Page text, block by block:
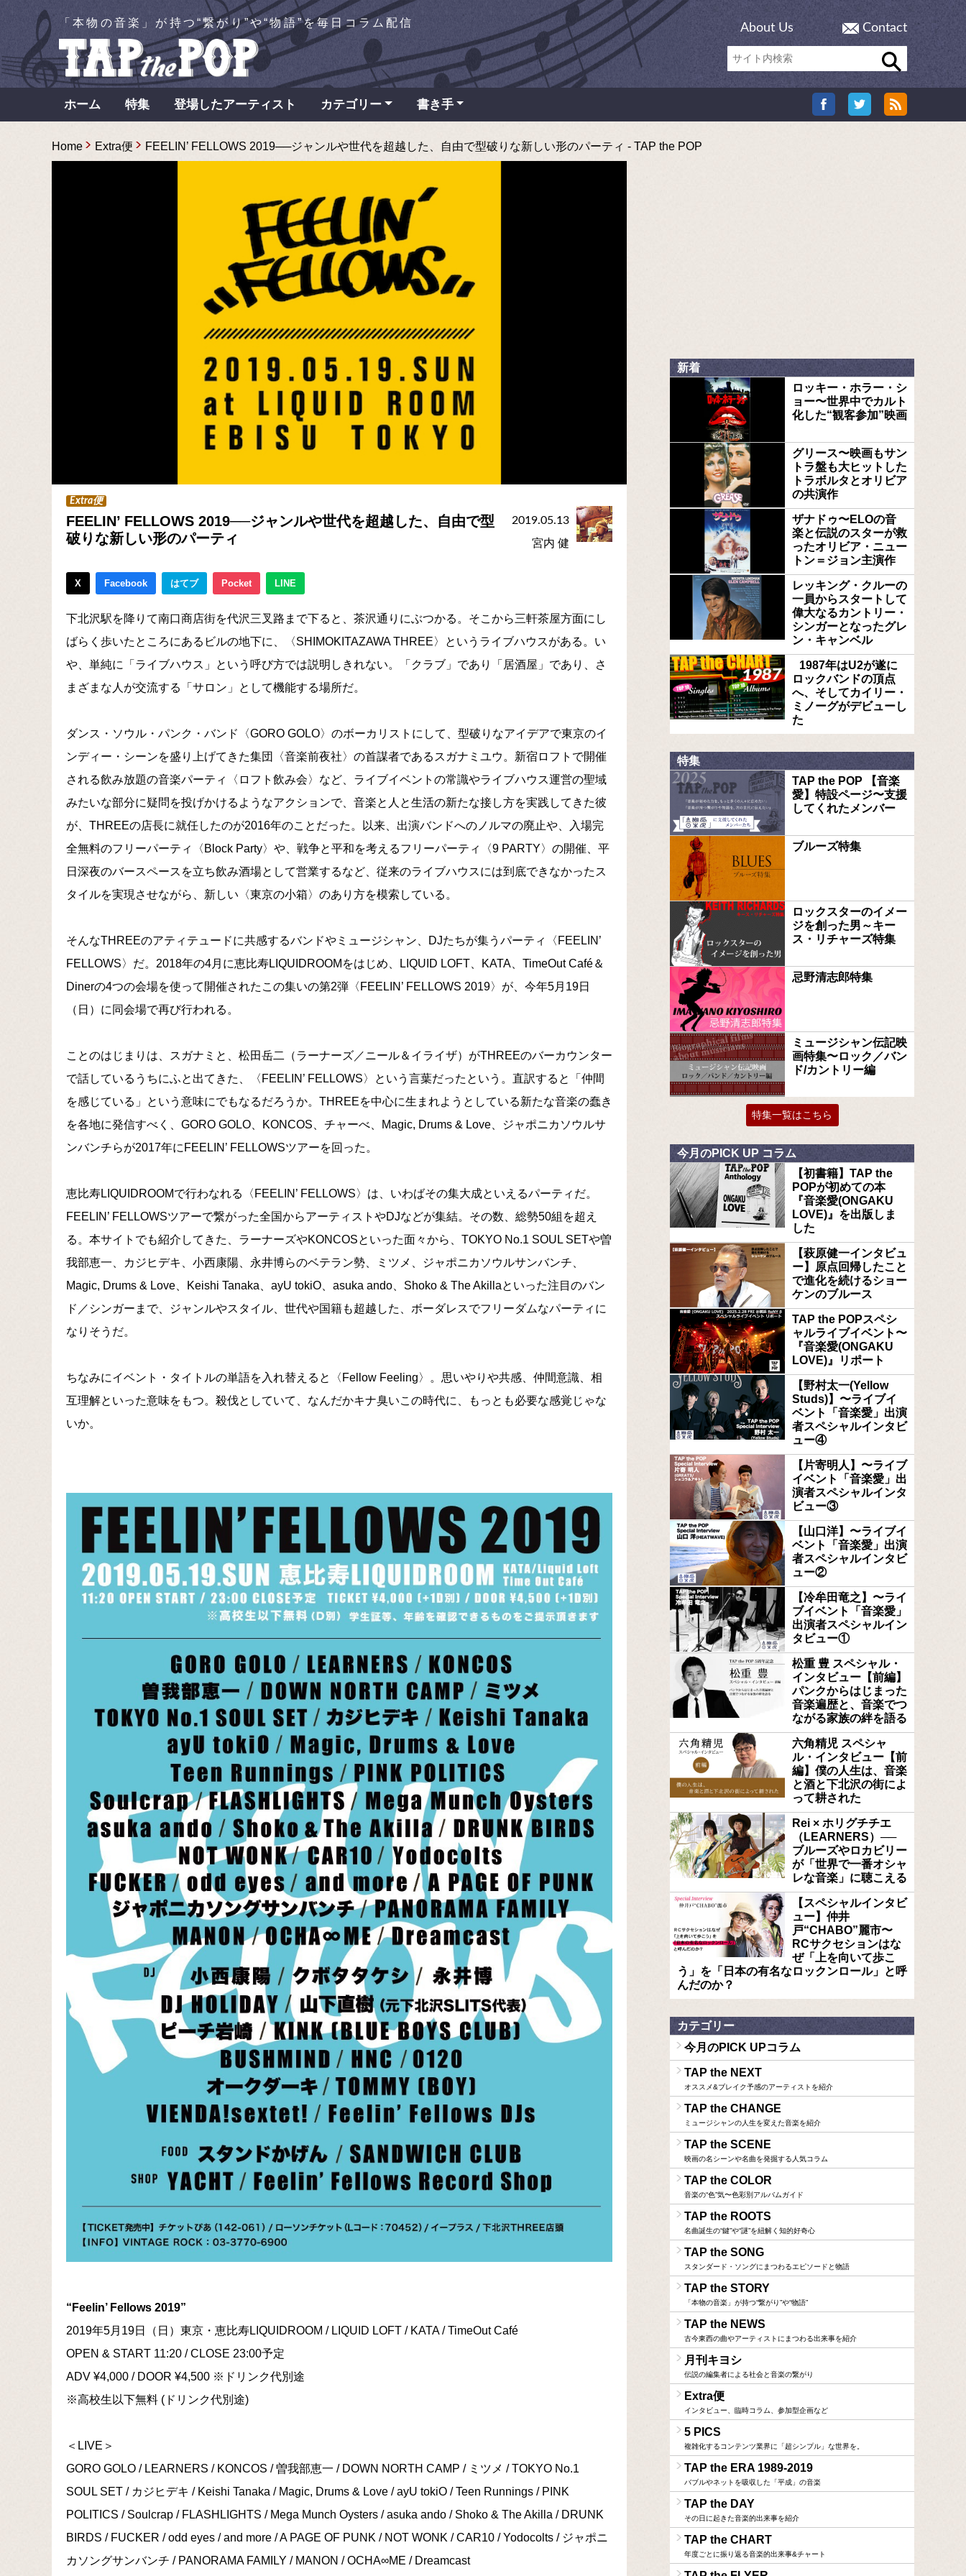
「本物の音楽」が持つ“繋がり”や“物語”を毎日コラム配信 About Us Contact
ホーム 特集 登場したアーティスト カテゴリー 書き手
Home Extra便 FEELIN’ FELLOWS 2019──ジャンルや世代を超越した、自由で型破りな新しい形のパーティ - TAP the POP
Extra便
FEELIN’ FELLOWS 2019──ジャンルや世代を超越した、自由で型
破りな新しい形のパーティ
2019.05.13
宮内 健
X Facebook はてブ Pocket LINE
下北沢駅を降りて南口商店街を代沢三叉路まで下ると、茶沢通りにぶつかる。そこから三軒茶屋方面にし
ばらく歩いたところにあるビルの地下に、〈SHIMOKITAZAWA THREE〉というライブハウスがある。い
や、単純に「ライブハウス」という呼び方では説明しきれない。「クラブ」であり「居酒屋」であり、さ
まざまな人が交流する「サロン」として機能する場所だ。
ダンス・ソウル・パンク・バンド〈GORO GOLO〉のボーカリストにして、型破りなアイデアで東京のイ
ンディー・シーンを盛り上げてきた集団〈音楽前夜社〉の首謀者であるスガナミユウ。新宿ロフトで開催
される飲み放題の音楽パーティ〈ロフト飲み会〉など、ライブイベントの常識やライブハウス運営の聖域
みたいな部分に疑問を投げかけるようなアクションで、音楽と人と生活の新たな接し方を実践してきた彼
が、THREEの店長に就任したのが2016年のことだった。以来、出演バンドへのノルマの廃止や、入場完
全無料のフリーパーティ〈Block Party〉や、戦争と平和を考えるフリーパーティ〈9 PARTY〉の開催、平
日深夜のバースペースを立ち飲み酒場として営業するなど、従来のライブハウスには到底できなかったス
タイルを実現させながら、新しい〈東京の小箱〉のあり方を模索している。
そんなTHREEのアティテュードに共感するバンドやミュージシャン、DJたちが集うパーティ〈FEELIN’
FELLOWS〉だ。2018年の4月に恵比寿LIQUIDROOMをはじめ、LIQUID LOFT、KATA、TimeOut Café＆
Dinerの4つの会場を使って開催されたこの集いの第2弾〈FEELIN’ FELLOWS 2019〉が、今年5月19日
（日）に同会場で再び行われる。
ことのはじまりは、スガナミと、松田岳二（ラーナーズ／ニール＆イライザ）がTHREEのバーカウンター
で話しているうちにふと出てきた、〈FEELIN’ FELLOWS〉という言葉だったという。直訳すると「仲間
を感じている」という意味にでもなるだろうか。THREEを中心に生まれようとしている新たな音楽の蠢き
を各地に発信すべく、GORO GOLO、KONCOS、チャーべ、Magic, Drums & Love、ジャポニカソウルサ
ンバンチらが2017年にFEELIN’ FELLOWSツアーを回った。
恵比寿LIQUIDROOMで行わなれる〈FEELIN’ FELLOWS〉は、いわばその集大成といえるパーティだ。
FEELIN’ FELLOWSツアーで繋がった全国からアーティストやDJなどが集結。その数、総勢50組を超え
る。本サイトでも紹介してきた、ラーナーズやKONCOSといった面々から、TOKYO No.1 SOUL SETや曽
我部恵一、カジヒデキ、小西康陽、永井博らのベテラン勢、ミツメ、ジャポニカソウルサンバンチ、
Magic, Drums & Love、Keishi Tanaka、ayU tokiO、asuka ando、Shoko & The Akillaといった注目のバン
ド／シンガーまで、ジャンルやスタイル、世代や国籍も超越した、ボーダレスでフリーダムなパーティに
なりそうだ。
ちなみにイベント・タイトルの単語を入れ替えると〈Fellow Feeling〉。思いやりや共感、仲間意識、相
互理解といった意味をもつ。殺伐としていて、なんだかキナ臭いこの時代に、もっとも必要な感覚じゃな
いか。
“Feelin’ Fellows 2019”
2019年5月19日（日）東京・恵比寿LIQUIDROOM / LIQUID LOFT / KATA / TimeOut Café
OPEN & START 11:20 / CLOSE 23:00予定
ADV ¥4,000 / DOOR ¥4,500 ※ドリンク代別途
※高校生以下無料 (ドリンク代別途)
＜LIVE＞
GORO GOLO / LEARNERS / KONCOS / 曽我部恵一 / DOWN NORTH CAMP / ミツメ / TOKYO No.1
SOUL SET / カジヒデキ / Keishi Tanaka / Magic, Drums & Love / ayU tokiO / Teen Runnings / PINK
POLITICS / Soulcrap / FLASHLIGHTS / Mega Munch Oysters / asuka ando / Shoko & The Akilla / DRUNK
BIRDS / FUCKER / odd eyes / and more / A PAGE OF PUNK / NOT WONK / CAR10 / Yodocolts / ジャポニ
カソングサンバンチ / PANORAMA FAMILY / MANON / OCHA∞ME / Dreamcast
新着
ロッキー・ホラー・シ
ョー〜世界中でカルト
化した“観客参加”映画
グリース〜映画もサン
トラ盤も大ヒットした
トラボルタとオリビア
の共演作
ザナドゥ〜ELOの音
楽と伝説のスターが救
ったオリビア・ニュー
トン＝ジョン主演作
レッキング・クルーの
一員からスタートして
偉大なるカントリー・
シンガーとなったグレ
ン・キャンベル
1987年はU2が遂に
ロックバンドの頂点
へ、そしてカイリー・
ミノーグがデビューし
た
特集
TAP the POP 【音楽
愛】特設ページ〜支援
してくれたメンバー
ブルーズ特集
ロックスターのイメー
ジを創った男～キー
ス・リチャーズ特集
忌野清志郎特集
ミュージシャン伝記映
画特集〜ロック／バン
ド/カントリー編
特集一覧はこちら
今月のPICK UP コラム
【初書籍】TAP the
POPが初めての本
『音楽愛(ONGAKU
LOVE)』を出版しま
した
【萩原健一インタビュ
ー】原点回帰したこと
で進化を続けるショー
ケンのブルース
TAP the POPスペシ
ャルライブイベント〜
『音楽愛(ONGAKU
LOVE)』リポート
【野村太一(Yellow
Studs)】〜ライブイ
ベント「音楽愛」出演
者スペシャルインタビ
ュー④
【片寄明人】〜ライブ
イベント「音楽愛」出
演者スペシャルインタ
ビュー③
【山口洋】〜ライブイ
ベント「音楽愛」出演
者スペシャルインタビ
ュー②
【冷牟田竜之】〜ライ
ブイベント「音楽愛」
出演者スペシャルイン
タビュー①
松重 豊 スペシャル・
インタビュー【前編】
パンクからはじまった
音楽遍歴と、音楽でつ
ながる家族の絆を語る
六角精児 スペシャ
ル・インタビュー【前
編】僕の人生は、音楽
と酒と下北沢の街によ
って耕された
Rei × ホリグチチエ
（LEARNERS）──
ブルーズやロカビリー
が「世界で一番オシャ
レな音楽」に聴こえる
【スペシャルインタビ
ュー】仲井
戸“CHABO”麗市〜
RCサクセションはな
ぜ「上を向いて歩こ
う」を「日本の有名なロックンロール」と呼
んだのか？
カテゴリー
今月のPICK UPコラム
TAP the NEXT
オススメ&ブレイク予感のアーティストを紹介
TAP the CHANGE
ミュージシャンの人生を変えた音楽を紹介
TAP the SCENE
映画の名シーンや名曲を発掘する人気コラム
TAP the COLOR
音楽の“色”気〜色彩別アルバムガイド
TAP the ROOTS
名曲誕生の“鍵”や“謎”を紐解く知的好奇心
TAP the SONG
スタンダード・ソングにまつわるエピソードと物語
TAP the STORY
「本物の音楽」が持つ“繋がり”や“物語”
TAP the NEWS
古今東西の曲やアーティストにまつわる出来事を紹介
月刊キヨシ
伝説の編集者による社会と音楽の繋がり
Extra便
インタビュー、臨時コラム、参加型企画など
5 PICS
複雑化するコンテンツ業界に「超シンプル」な世界を。
TAP the ERA 1989-2019
バブルやネットを吸収した「平成」の音楽
TAP the DAY
その日に起きた音楽的出来事を紹介
TAP the CHART
年度ごとに振り返る音楽的出来事&チャート